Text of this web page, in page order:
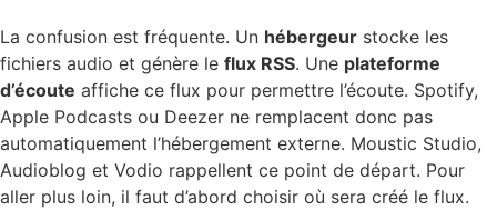
La confusion est fréquente. Un hébergeur stocke les
fichiers audio et génère le flux RSS. Une plateforme
d’écoute affiche ce flux pour permettre l’écoute. Spotify,
Apple Podcasts ou Deezer ne remplacent donc pas
automatiquement l’hébergement externe. Moustic Studio,
Audioblog et Vodio rappellent ce point de départ. Pour
aller plus loin, il faut d’abord choisir où sera créé le flux.